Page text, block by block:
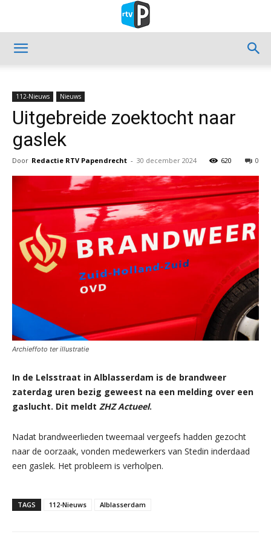
112-Nieuws Nieuws
Uitgebreide zoektocht naar
gaslek
Door Redactie RTV Papendrecht - 30 december 2024 0
620
Archieffoto ter illustratie
In de Lelsstraat in Alblasserdam is de brandweer
zaterdag uren bezig geweest na een melding over een
gaslucht. Dit meldt ZHZ Actueel.
Nadat brandweerlieden tweemaal vergeefs hadden gezocht
naar de oorzaak, vonden medewerkers van Stedin inderdaad
een gaslek. Het probleem is verholpen.
TAGS 112-Nieuws Alblasserdam